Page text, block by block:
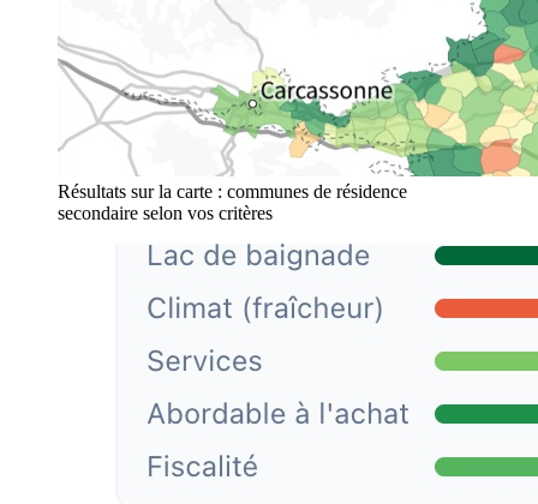
Résultats sur la carte : communes de résidence
secondaire selon vos critères